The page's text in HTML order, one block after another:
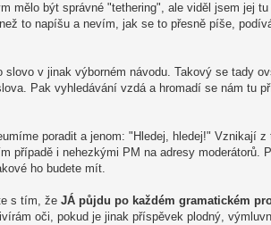
mělo být správné "tethering", ale viděl jsem jej
to napíšu a nevím, jak se to přesně píše,
v jinak výborném návodu. Takový se tady
Pak vyhledávání vzdá a hromadí se nám tu
poradit a jenom: "Hledej, hledej!" Vznikají z
případě i nehezkými PM na adresy moderátorů.
ho budete mít.
s tím, že JÁ půjdu po každém gramatickém
oči, pokud je jinak příspěvek plodný,